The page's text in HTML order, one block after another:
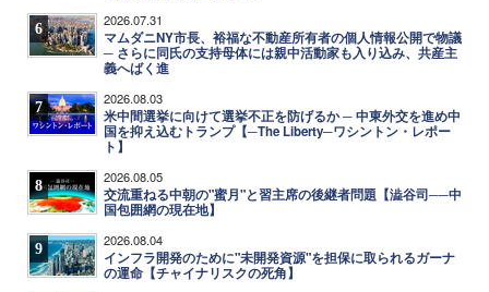
6 2026.07.31
マムダニNY市長、裕福な不動産所有者の個人情報公開で物議
─ さらに同氏の支持母体には親中活動家も入り込み、共産主
義へばく進
7 2026.08.03
米中間選挙に向けて選挙不正を防げるか ─ 中東外交を進め中
国を抑え込むトランプ【─The Liberty─ワシントン・レポー
ト】
8 2026.08.05
交流重ねる中朝の"蜜月"と習主席の後継者問題【澁谷司──中
国包囲網の現在地】
9 2026.08.04
インフラ開発のために"未開発資源"を担保に取られるガーナ
の運命【チャイナリスクの死角】